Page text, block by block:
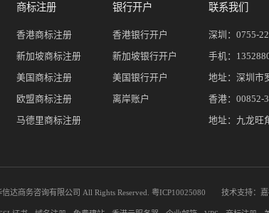
商标注册
香港商标注册
新加坡商标注册
美国商标注册
欧盟商标注册
马德里商标注册
银行开户
香港银行开户
新加坡银行开户
美国银行开户
离岸账户
联系我们
深圳：0755-
手机：
地址：深圳市
香港：00852-
地址：九龙旺
信达商务咨询有限公司 All Rights Reserved.粤ICP10025080 技术支持：